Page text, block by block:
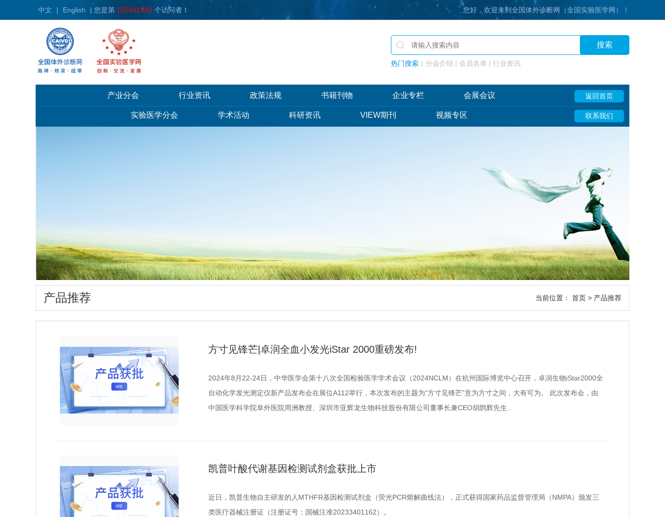
中文 | English | 您是第 125841582 个访问者！ 您好，欢迎来到全国体外诊断网（全国实验医学网）！
搜索
热门搜索： 分会介绍 | 会员名单 | 行业资讯
产业分会 行业资讯 政策法规 书籍刊物 企业专栏 会展会议 返回首页
实验医学分会 学术活动 科研资讯 VIEW期刊 视频专区 联系我们
产品推荐 当前位置： 首页 > 产品推荐
方寸见锋芒|卓润全血小发光iStar 2000重磅发布!
2024年8月22-24日，中华医学会第十八次全国检验医学学术会议（2024NCLM）在杭州国际博览中心召开，卓润生物iStar2000全
自动化学发光测定仪新产品发布会在展位A112举行，本次发布的主题为“方寸见锋芒”意为方寸之间，大有可为。 此次发布会，由
中国医学科学院阜外医院周洲教授、深圳市亚辉龙生物科技股份有限公司董事长兼CEO胡鹍辉先生..
凯普叶酸代谢基因检测试剂盒获批上市
近日，凯普生物自主研发的人MTHFR基因检测试剂盒（荧光PCR熔解曲线法），正式获得国家药品监督管理局（NMPA）颁发三
类医疗器械注册证（注册证号：国械注准20233401162）。